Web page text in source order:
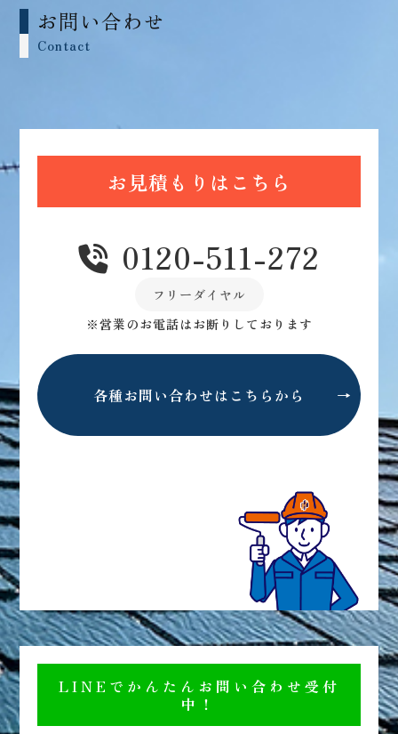
お問い合わせ
Contact
お見積もりはこちら
0120-511-272
フリーダイヤル
※営業のお電話はお断りしております
各種お問い合わせはこちらから
LINEでかんたんお問い合わせ受付
中！